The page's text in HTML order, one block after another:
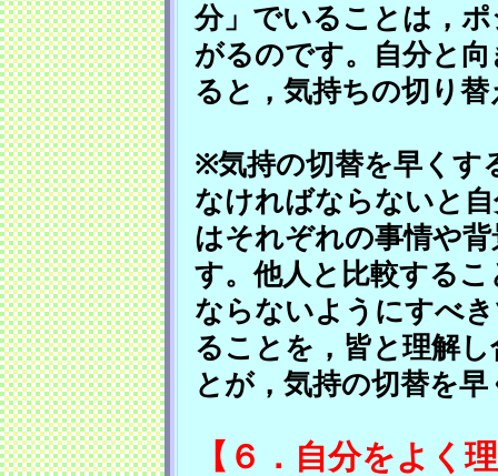
分」でいることは，
がるのです。自分と
ると，気持ちの切り
※気持の切替を早くす
なければならないと
はそれぞれの事情や
す。他人と比較する
ならないようにすべ
ることを，皆と理解
とが，気持の切替を
【６．自分をよく